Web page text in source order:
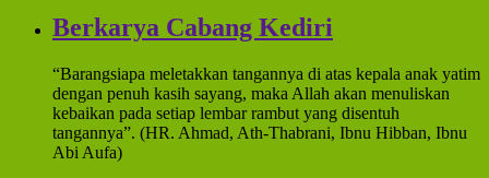
Berkarya Cabang Kediri
“Barangsiapa meletakkan tangannya di atas kepala anak yatim
dengan penuh kasih sayang, maka Allah akan menuliskan
kebaikan pada setiap lembar rambut yang disentuh
tangannya”. (HR. Ahmad, Ath-Thabrani, Ibnu Hibban, Ibnu
Abi Aufa)